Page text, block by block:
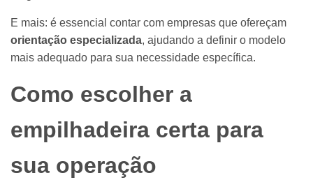
E mais: é essencial contar com empresas que ofereçam
orientação especializada, ajudando a definir o modelo
mais adequado para sua necessidade específica.
Como escolher a
empilhadeira certa para
sua operação